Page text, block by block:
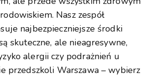
Nasz zespół
najbezpieczniejsze środki
skuteczne, ale nieagresywne,
alergii czy podrażnień u
przedszkoli Warszawa – wybierz